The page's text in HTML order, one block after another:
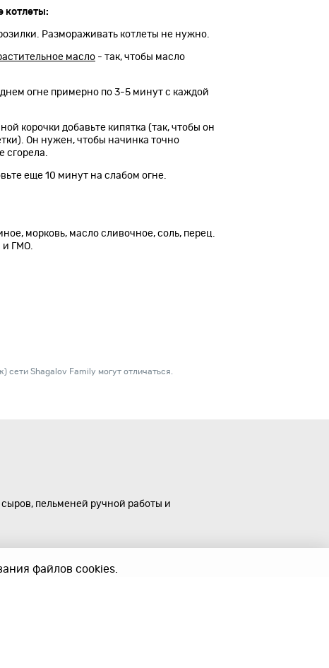
котлеты:
Размораживать котлеты не нужно.
масло - так, чтобы масло
огне примерно по 3-5 минут с каждой
корочки добавьте кипятка (так, чтобы он
Он нужен, чтобы начинка точно
сгорела.
еще 10 минут на слабом огне.
морковь, масло сливочное, соль, перец.
и ГМО.
Shagalov Family могут отличаться.
пельменей ручной работы и
файлов cookies.